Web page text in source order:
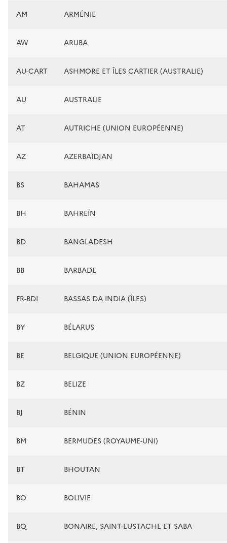
AM ARMÉNIE
AW ARUBA
AU-CART ASHMORE ET ÎLES CARTIER (AUSTRALIE)
AU AUSTRALIE
AT AUTRICHE (UNION EUROPÉENNE)
AZ AZERBAÏDJAN
BS BAHAMAS
BH BAHREÏN
BD BANGLADESH
BB BARBADE
FR-BDI BASSAS DA INDIA (ÎLES)
BY BÉLARUS
BE BELGIQUE (UNION EUROPÉENNE)
BZ BELIZE
BJ BÉNIN
BM BERMUDES (ROYAUME-UNI)
BT BHOUTAN
BO BOLIVIE
BQ BONAIRE, SAINT-EUSTACHE ET SABA